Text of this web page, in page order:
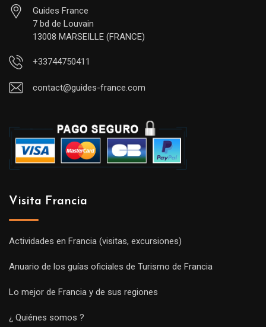
Guides France
7 bd de Louvain
13008 MARSEILLE (FRANCE)
+33744750411
contact@guides-france.com
Visita Francia
Actividades en Francia (visitas, excursiones)
Anuario de los guías oficiales de Turismo de Francia
Lo mejor de Francia y de sus regiones
¿ Quiénes somos ?